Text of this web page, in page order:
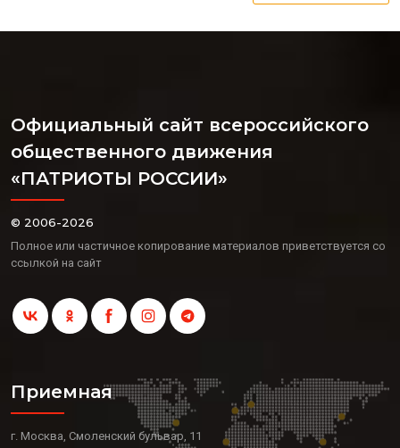
Официальный сайт всероссийского
общественного движения
«ПАТРИОТЫ РОССИИ»
© 2006-2026
Полное или частичное копирование материалов приветствуется со
ссылкой на сайт
Приемная
г. Москва, Смоленский бульвар, 11